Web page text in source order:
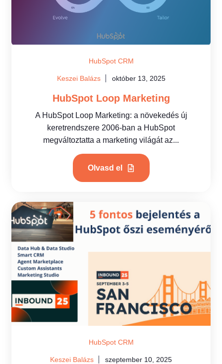
HubSpot CRM
Keszei Balázs október 13, 2025
HubSpot Loop Marketing
A HubSpot Loop Marketing: a növekedés új
keretrendszere 2006-ban a HubSpot
megváltoztatta a marketing világát az...
Olvasd el
HubSpot CRM
Keszei Balázs szeptember 10, 2025